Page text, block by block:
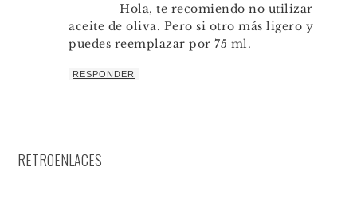
Hola, te recomiendo no utilizar
aceite de oliva. Pero si otro más ligero y
puedes reemplazar por 75 ml.
RESPONDER
RETROENLACES